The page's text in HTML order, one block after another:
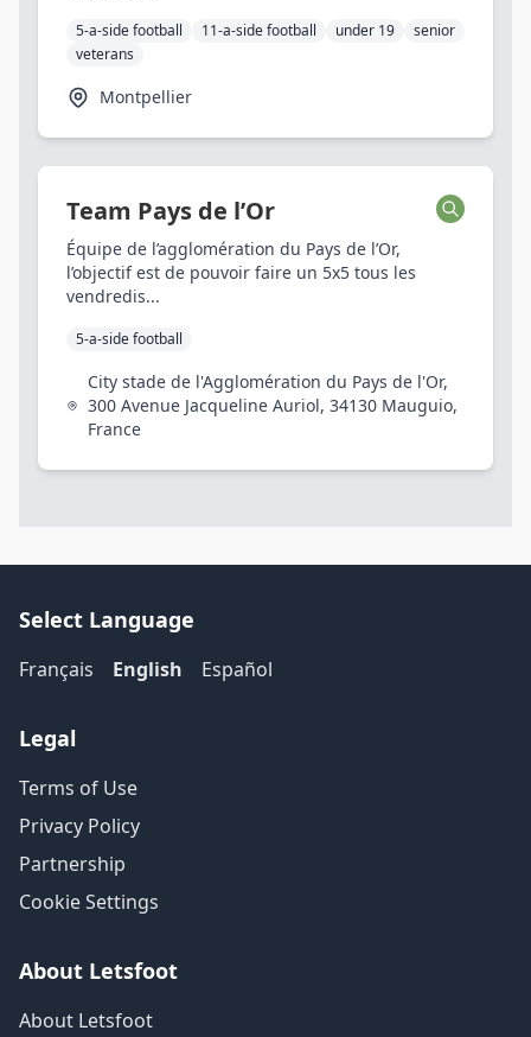
5-a-side football 11-a-side football under 19
senior
veterans
Montpellier
Team Pays de l’Or
Équipe de l’agglomération du Pays de l’Or,
l’objectif est de pouvoir faire un 5x5 tous les
vendredis...
5-a-side football
City stade de l'Agglomération du Pays de l'Or,
300 Avenue Jacqueline Auriol, 34130 Mauguio,
France
Select Language
Français English Español
Legal
Terms of Use
Privacy Policy
Partnership
Cookie Settings
About Letsfoot
About Letsfoot